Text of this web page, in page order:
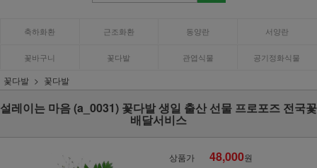
축하화환 근조화환 동양란 서양란
꽃바구니 꽃다발 관엽식물 공기정화식물
꽃다발 꽃다발
설레이는 마음 (a_0031) 꽃다발 생일 출산 선물 프로포즈 전국꽃
배달서비스
상품가 48,000원